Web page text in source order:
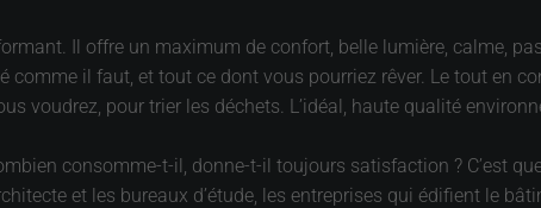
Il offre un maximum de confort, belle lumière, calme,
comme il faut, et tout ce dont vous pourriez rêver. Le tout en
voudrez, pour trier les déchets. L’idéal, haute qualité
consomme-t-il, donne-t-il toujours satisfaction ? C’est
et les bureaux d’étude, les entreprises qui édifient le